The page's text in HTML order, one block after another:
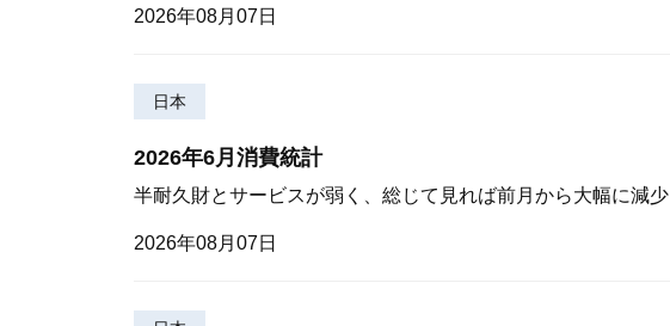
2026年08月07日
日本
2026年6月消費統計
半耐久財とサービスが弱く、総じて見れば前月から大幅に減少
2026年08月07日